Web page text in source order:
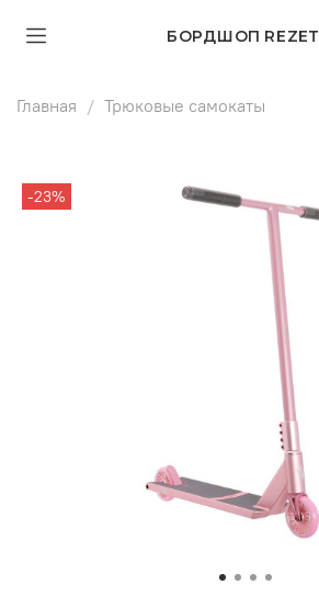
БОРДШОП REZET
Главная Трюковые самокаты
-23%